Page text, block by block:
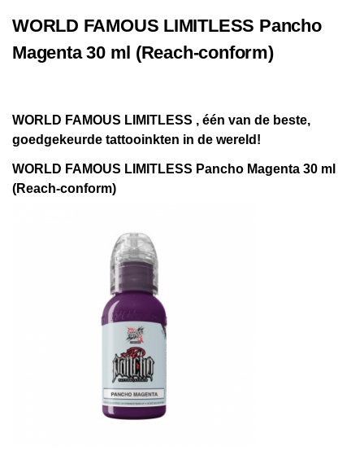
WORLD FAMOUS LIMITLESS Pancho
Magenta 30 ml (Reach-conform)
WORLD FAMOUS LIMITLESS , één van de beste,
goedgekeurde tattooinkten in de wereld!
WORLD FAMOUS LIMITLESS Pancho Magenta 30 ml
(Reach-conform)